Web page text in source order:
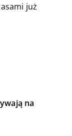
już
na